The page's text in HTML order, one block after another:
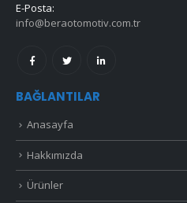
E-Posta:
info@beraotomotiv.com.tr
BAĞLANTILAR
Anasayfa
Hakkımızda
Ürünler